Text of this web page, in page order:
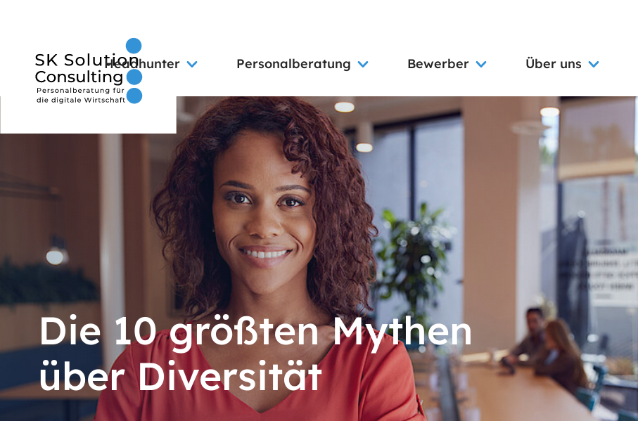
Headhunter Personalberatung Bewerber Über uns
Die 10 größten Mythen
über Diversität